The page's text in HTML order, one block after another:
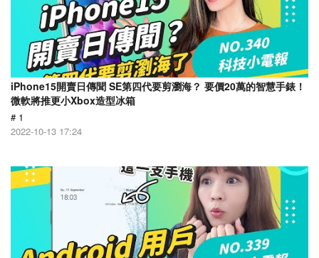
iPhone15開賣日傳聞 SE第四代要剪瀏海？ 要價20萬的智慧手錶！
微軟將推更小Xbox造型冰箱
# 1
2022-10-13 17:24